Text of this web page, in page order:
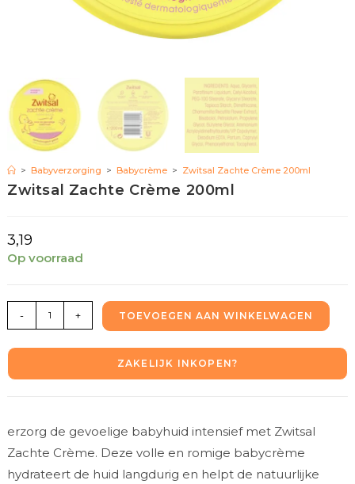
> Babyverzorging > Babycrème > Zwitsal Zachte Crème 200ml
Zwitsal Zachte Crème 200ml
3,19
Op voorraad
- + TOEVOEGEN AAN WINKELWAGEN
ZAKELIJK INKOPEN?
erzorg de gevoelige babyhuid intensief met Zwitsal
Zachte Crème. Deze volle en romige babycrème
hydrateert de huid langdurig en helpt de natuurlijke